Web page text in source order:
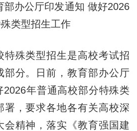
办公厅印发通知 做好2026
类型招生工作
殊类型招生是高校考试招
部分。日前，教育部办公厅
2026年普通高校部分特殊类
署，要求各地各有关高校深
会精神，落实《教育强国建